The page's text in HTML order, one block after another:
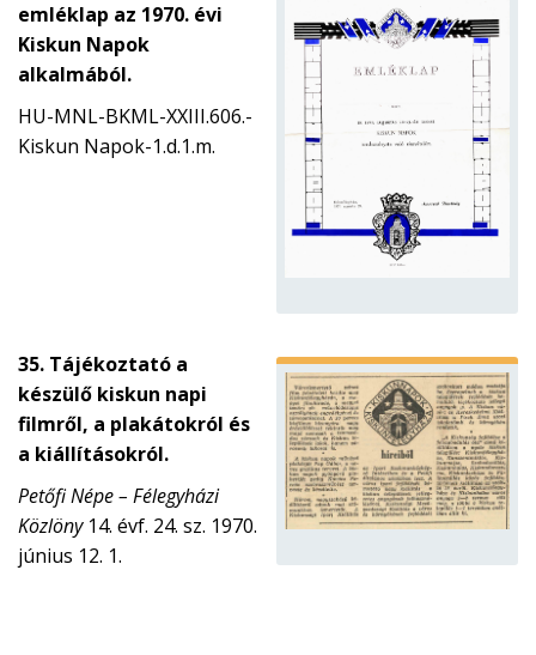
emléklap az 1970. évi
Kiskun Napok
alkalmából.
HU-MNL-BKML-XXIII.606.-
Kiskun Napok-1.d.1.m.
35. Tájékoztató a
készülő kiskun napi
filmről, a plakátokról és
a kiállításokról.
Petőfi Népe – Félegyházi
Közlöny14. évf. 24. sz. 1970.
június 12. 1.